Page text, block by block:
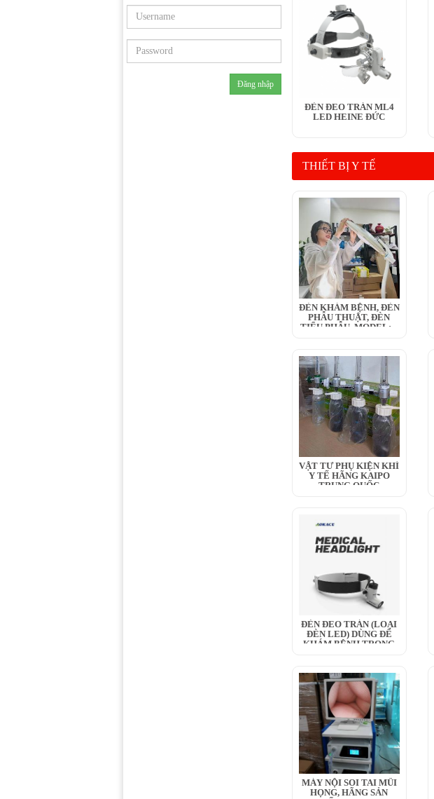
ĐÈN ĐEO TRÁN ML4
LED HEINE ĐỨC
THIẾT BỊ Y TẾ
ĐÈN KHÁM BỆNH, ĐÈN
PHẪU THUẬT, ĐÈN
TIỂU PHẪU, MODEL:...
VẬT TƯ PHỤ KIỆN KHÍ
Y TẾ HÃNG KAIPO
TRUNG QUỐC
ĐÈN ĐEO TRÁN (LOẠI
ĐÈN LED) DÙNG ĐỂ
KHÁM BỆNH TRONG
MÁY NỘI SOI TAI MŨI
HỌNG, HÃNG SẢN